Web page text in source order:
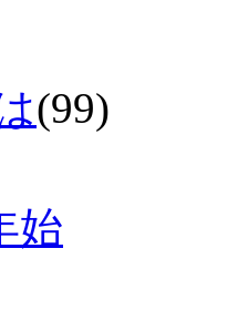
(99)
始